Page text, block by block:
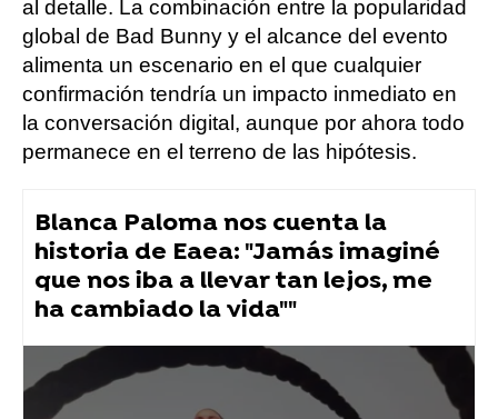
al detalle. La combinación entre la popularidad
global de Bad Bunny y el alcance del evento
alimenta un escenario en el que cualquier
confirmación tendría un impacto inmediato en
la conversación digital, aunque por ahora todo
permanece en el terreno de las hipótesis.
Blanca Paloma nos cuenta la
historia de Eaea: "Jamás imaginé
que nos iba a llevar tan lejos, me
ha cambiado la vida""